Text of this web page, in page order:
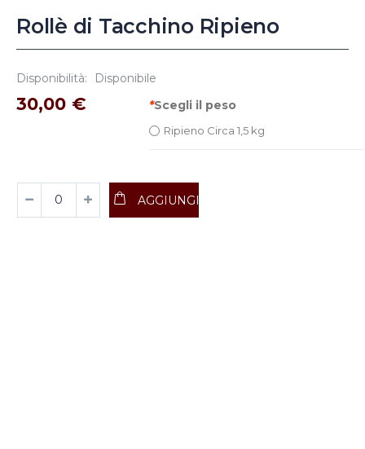
Rollè di Tacchino Ripieno
Disponibilità: Disponibile
30,00 € *Scegli il peso
Ripieno Circa 1,5 kg
AGGIUNGI